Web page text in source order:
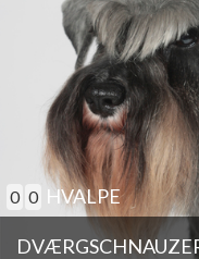
0 0 HVALPE